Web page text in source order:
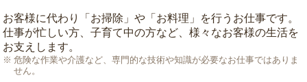
お客様に代わり「 お掃除 」や「 お料理 」を行うお仕事です。
仕事が忙しい方、子育て中の方など、様々なお客様の生活を
お支えします。
危険な作業や介護など、専門的な技術や知識が必要なお仕事ではありま
せん。